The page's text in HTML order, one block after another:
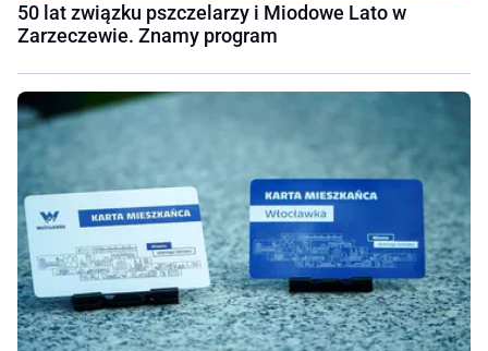
50 lat związku pszczelarzy i Miodowe Lato w
Zarzeczewie. Znamy program